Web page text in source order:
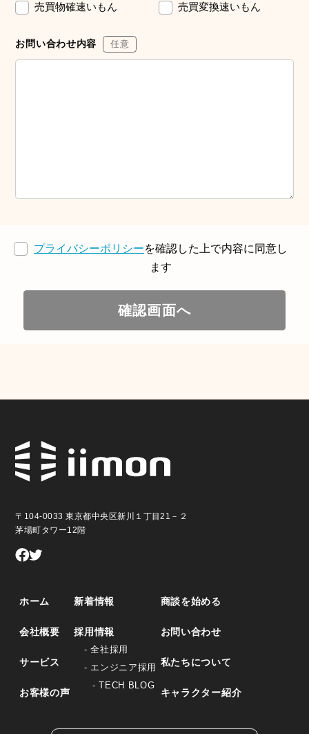
売買物確速いもん 売買変換速いもん
お問い合わせ内容 任意
プライバシーポリシーを確認した上で内容に同意し
ます
確認画面へ
〒104-0033 東京都中央区新川１丁目21－２
茅場町タワー12階
ホーム
会社概要
サービス
お客様の声
新着情報
採用情報
- 全社採用
- エンジニア採用
- TECH BLOG
商談を始める
お問い合わせ
私たちについて
キャラクター紹介